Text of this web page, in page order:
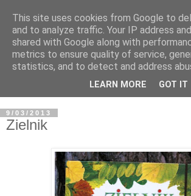
9/03/2013
Zielnik
This site uses cookies from Google to
and to analyze traffic. Your IP address
shared with Google along with
metrics to ensure quality of service,
statistics, and to detect and address
LEARN MORE GOT IT